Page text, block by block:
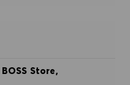
Store,